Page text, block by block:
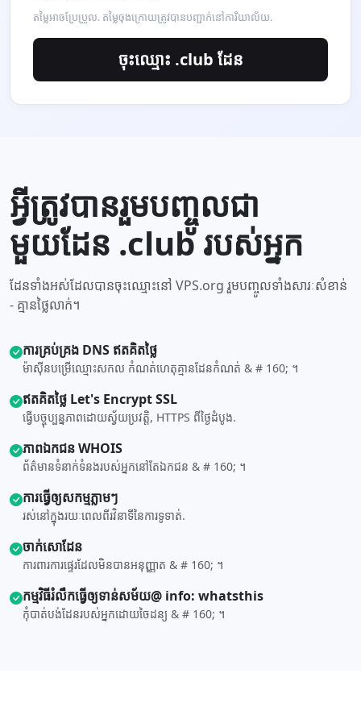
តម្លៃអាចប្រែប្រួល. តម្លៃចុងក្រោយត្រូវបានបញ្ជាក់នៅការិយាល័យ.
ចុះឈ្មោះ .club ដែន
អ្វីត្រូវបានរួមបញ្ចូលជា
មួយដែន .club របស់អ្នក
ដែនទាំងអស់ដែលបានចុះឈ្មោះនៅ VPS.org រួមបញ្ចូលទាំងសារៈសំខាន់
- គ្មានថ្លៃលាក់។
ការ​គ្រប់គ្រង DNS ឥតគិតថ្លៃ
ម៉ាស៊ីន​បម្រើ​ឈ្មោះ​សកល កំណត់​ហេតុ​គ្មាន​ដែន​កំណត់ & # 160; ។
ឥតគិតថ្លៃ Let's Encrypt SSL
ធ្វើបច្ចុប្បន្នភាពដោយស្វ័យប្រវត្តិ, HTTPS ពីថ្ងៃដំបូង.
ភាព​ឯកជន WHOIS
ព័ត៌មាន​ទំនាក់ទំនង​របស់​អ្នក​នៅ​តែ​ឯកជន & # 160; ។
ការ​ធ្វើ​ឲ្យ​សកម្ម​ភ្លាមៗ
រស់នៅក្នុងរយៈពេលពីរវិនាទីនៃការទូទាត់.
ចាក់សោ​ដែន
ការពារ​ការ​ផ្ទេរ​ដែល​មិន​បាន​អនុញ្ញាត & # 160; ។
កម្មវិធី​រំលឹក​ធ្វើ​ឲ្យ​ទាន់សម័យ@ info: whatsthis
កុំ​បាត់បង់​ដែន​របស់​អ្នក​ដោយ​ចៃដន្យ & # 160; ។